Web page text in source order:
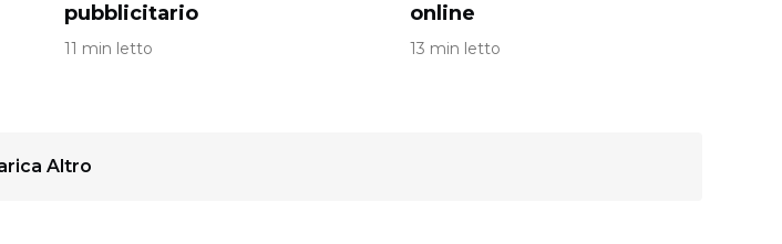
pubblicitario
11 min letto
online
13 min letto
Altro